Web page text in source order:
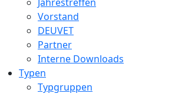
Vorstand
DEUVET
Partner
Interne Downloads
Typen
Typgruppen